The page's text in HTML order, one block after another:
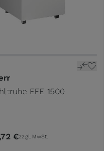
EFE 1500
€zzgl. MwSt.